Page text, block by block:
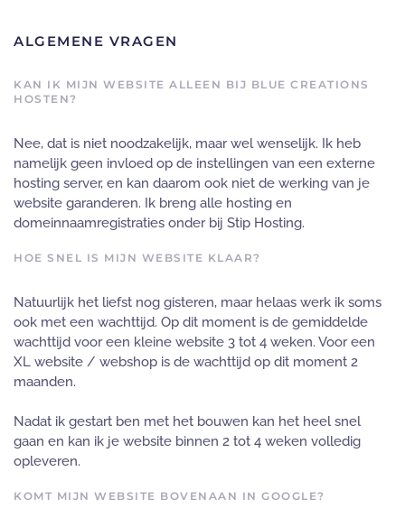
ALGEMENE VRAGEN
KAN IK MIJN WEBSITE ALLEEN BIJ BLUE CREATIONS
HOSTEN?
Nee, dat is niet noodzakelijk, maar wel wenselijk. Ik heb
namelijk geen invloed op de instellingen van een externe
hosting server, en kan daarom ook niet de werking van je
website garanderen. Ik breng alle hosting en
domeinnaamregistraties onder bij Stip Hosting.
HOE SNEL IS MIJN WEBSITE KLAAR?
Natuurlijk het liefst nog gisteren, maar helaas werk ik soms
ook met een wachttijd. Op dit moment is de gemiddelde
wachttijd voor een kleine website 3 tot 4 weken. Voor een
XL website / webshop is de wachttijd op dit moment 2
maanden.
Nadat ik gestart ben met het bouwen kan het heel snel
gaan en kan ik je website binnen 2 tot 4 weken volledig
opleveren.
KOMT MIJN WEBSITE BOVENAAN IN GOOGLE?